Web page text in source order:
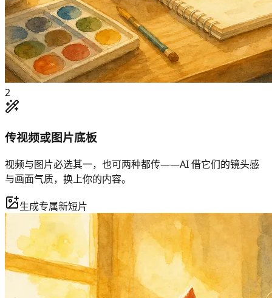
2
传视频或图片底板
视频与图片必选其一，也可两种都传——AI 借它们的镜头感
与画面气质，换上你的内容。
生成专属新短片